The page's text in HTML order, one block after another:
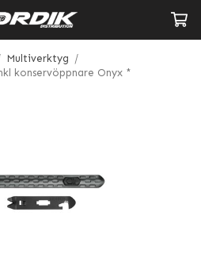
Multiverktyg /
konservöppnare Onyx *